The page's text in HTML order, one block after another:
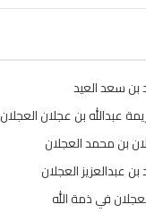
سعد العيد
عبدالله بن عجلان العجلان
بن محمد العجلان
عبدالعزيز العجلان
في ذمة الله